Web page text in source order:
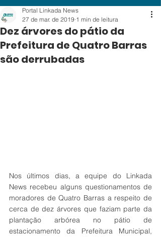
Dez árvores do pátio da
Prefeitura de Quatro Barras
são derrubadas
Portal Linkada News
27 de mar. de 2019 1 min de leitura
Nos últimos dias, a equipe do Linkada
News recebeu alguns questionamentos de
moradores de Quatro Barras a respeito de
cerca de dez árvores que faziam parte da
plantação arbórea no pátio de
estacionamento da Prefeitura Municipal,